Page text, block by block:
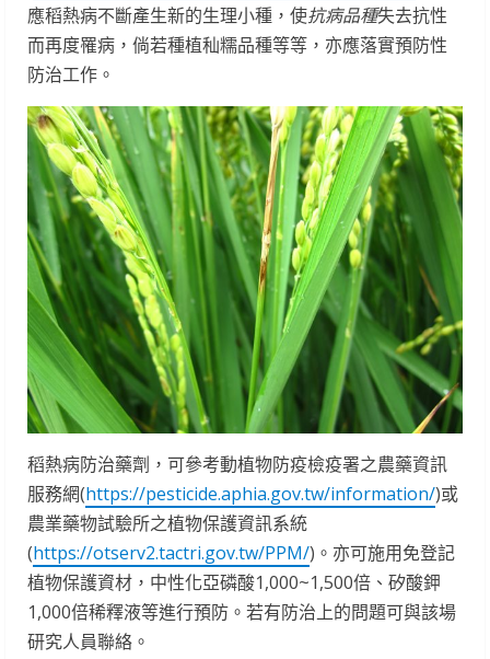
應稻熱病不斷產生新的生理小種，使抗病品種失去抗性
而再度罹病，倘若種植秈糯品種等等，亦應落實預防性
防治工作。
稻熱病防治藥劑，可參考動植物防疫檢疫署之農藥資訊
服務網(https://pesticide.aphia.gov.tw/information/)或
農業藥物試驗所之植物保護資訊系統
(https://otserv2.tactri.gov.tw/PPM/)。亦可施用免登記
植物保護資材，中性化亞磷酸1,000~1,500倍、矽酸鉀
1,000倍稀釋液等進行預防。若有防治上的問題可與該場
研究人員聯絡。